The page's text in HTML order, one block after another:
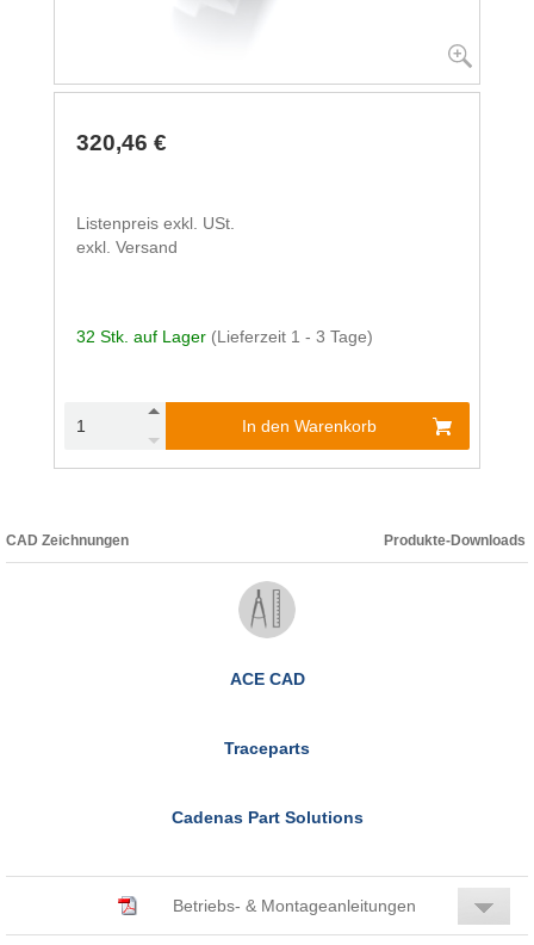
320,46 €
Listenpreis exkl. USt.
exkl. Versand
32 Stk. auf Lager (Lieferzeit 1 - 3 Tage)
In den Warenkorb
CAD Zeichnungen Produkte-Downloads
ACE CAD
Traceparts
Cadenas Part Solutions
Betriebs- & Montageanleitungen